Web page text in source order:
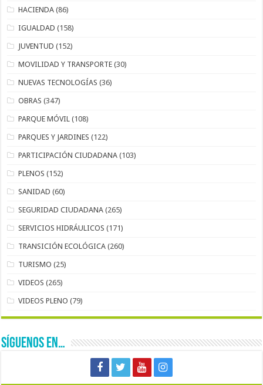
HACIENDA (86)
IGUALDAD (158)
JUVENTUD (152)
MOVILIDAD Y TRANSPORTE (30)
NUEVAS TECNOLOGÍAS (36)
OBRAS (347)
PARQUE MÓVIL (108)
PARQUES Y JARDINES (122)
PARTICIPACIÓN CIUDADANA (103)
PLENOS (152)
SANIDAD (60)
SEGURIDAD CIUDADANA (265)
SERVICIOS HIDRÁULICOS (171)
TRANSICIÓN ECOLÓGICA (260)
TURISMO (25)
VIDEOS (265)
VIDEOS PLENO (79)
SÍGUENOS EN…